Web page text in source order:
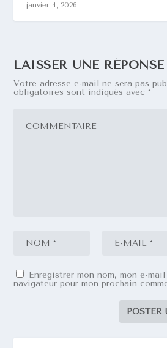
janvier 4, 2026
LAISSER UNE RÉPONSE
Votre adresse e-mail ne sera pas
obligatoires sont indiqués avec *
Enregistrer mon nom, mon e-
navigateur pour mon prochain